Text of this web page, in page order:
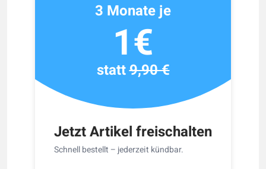
Jetzt Artikel freischalten
Schnell bestellt – jederzeit kündbar.
3 Monate je
1€
statt9,90 €